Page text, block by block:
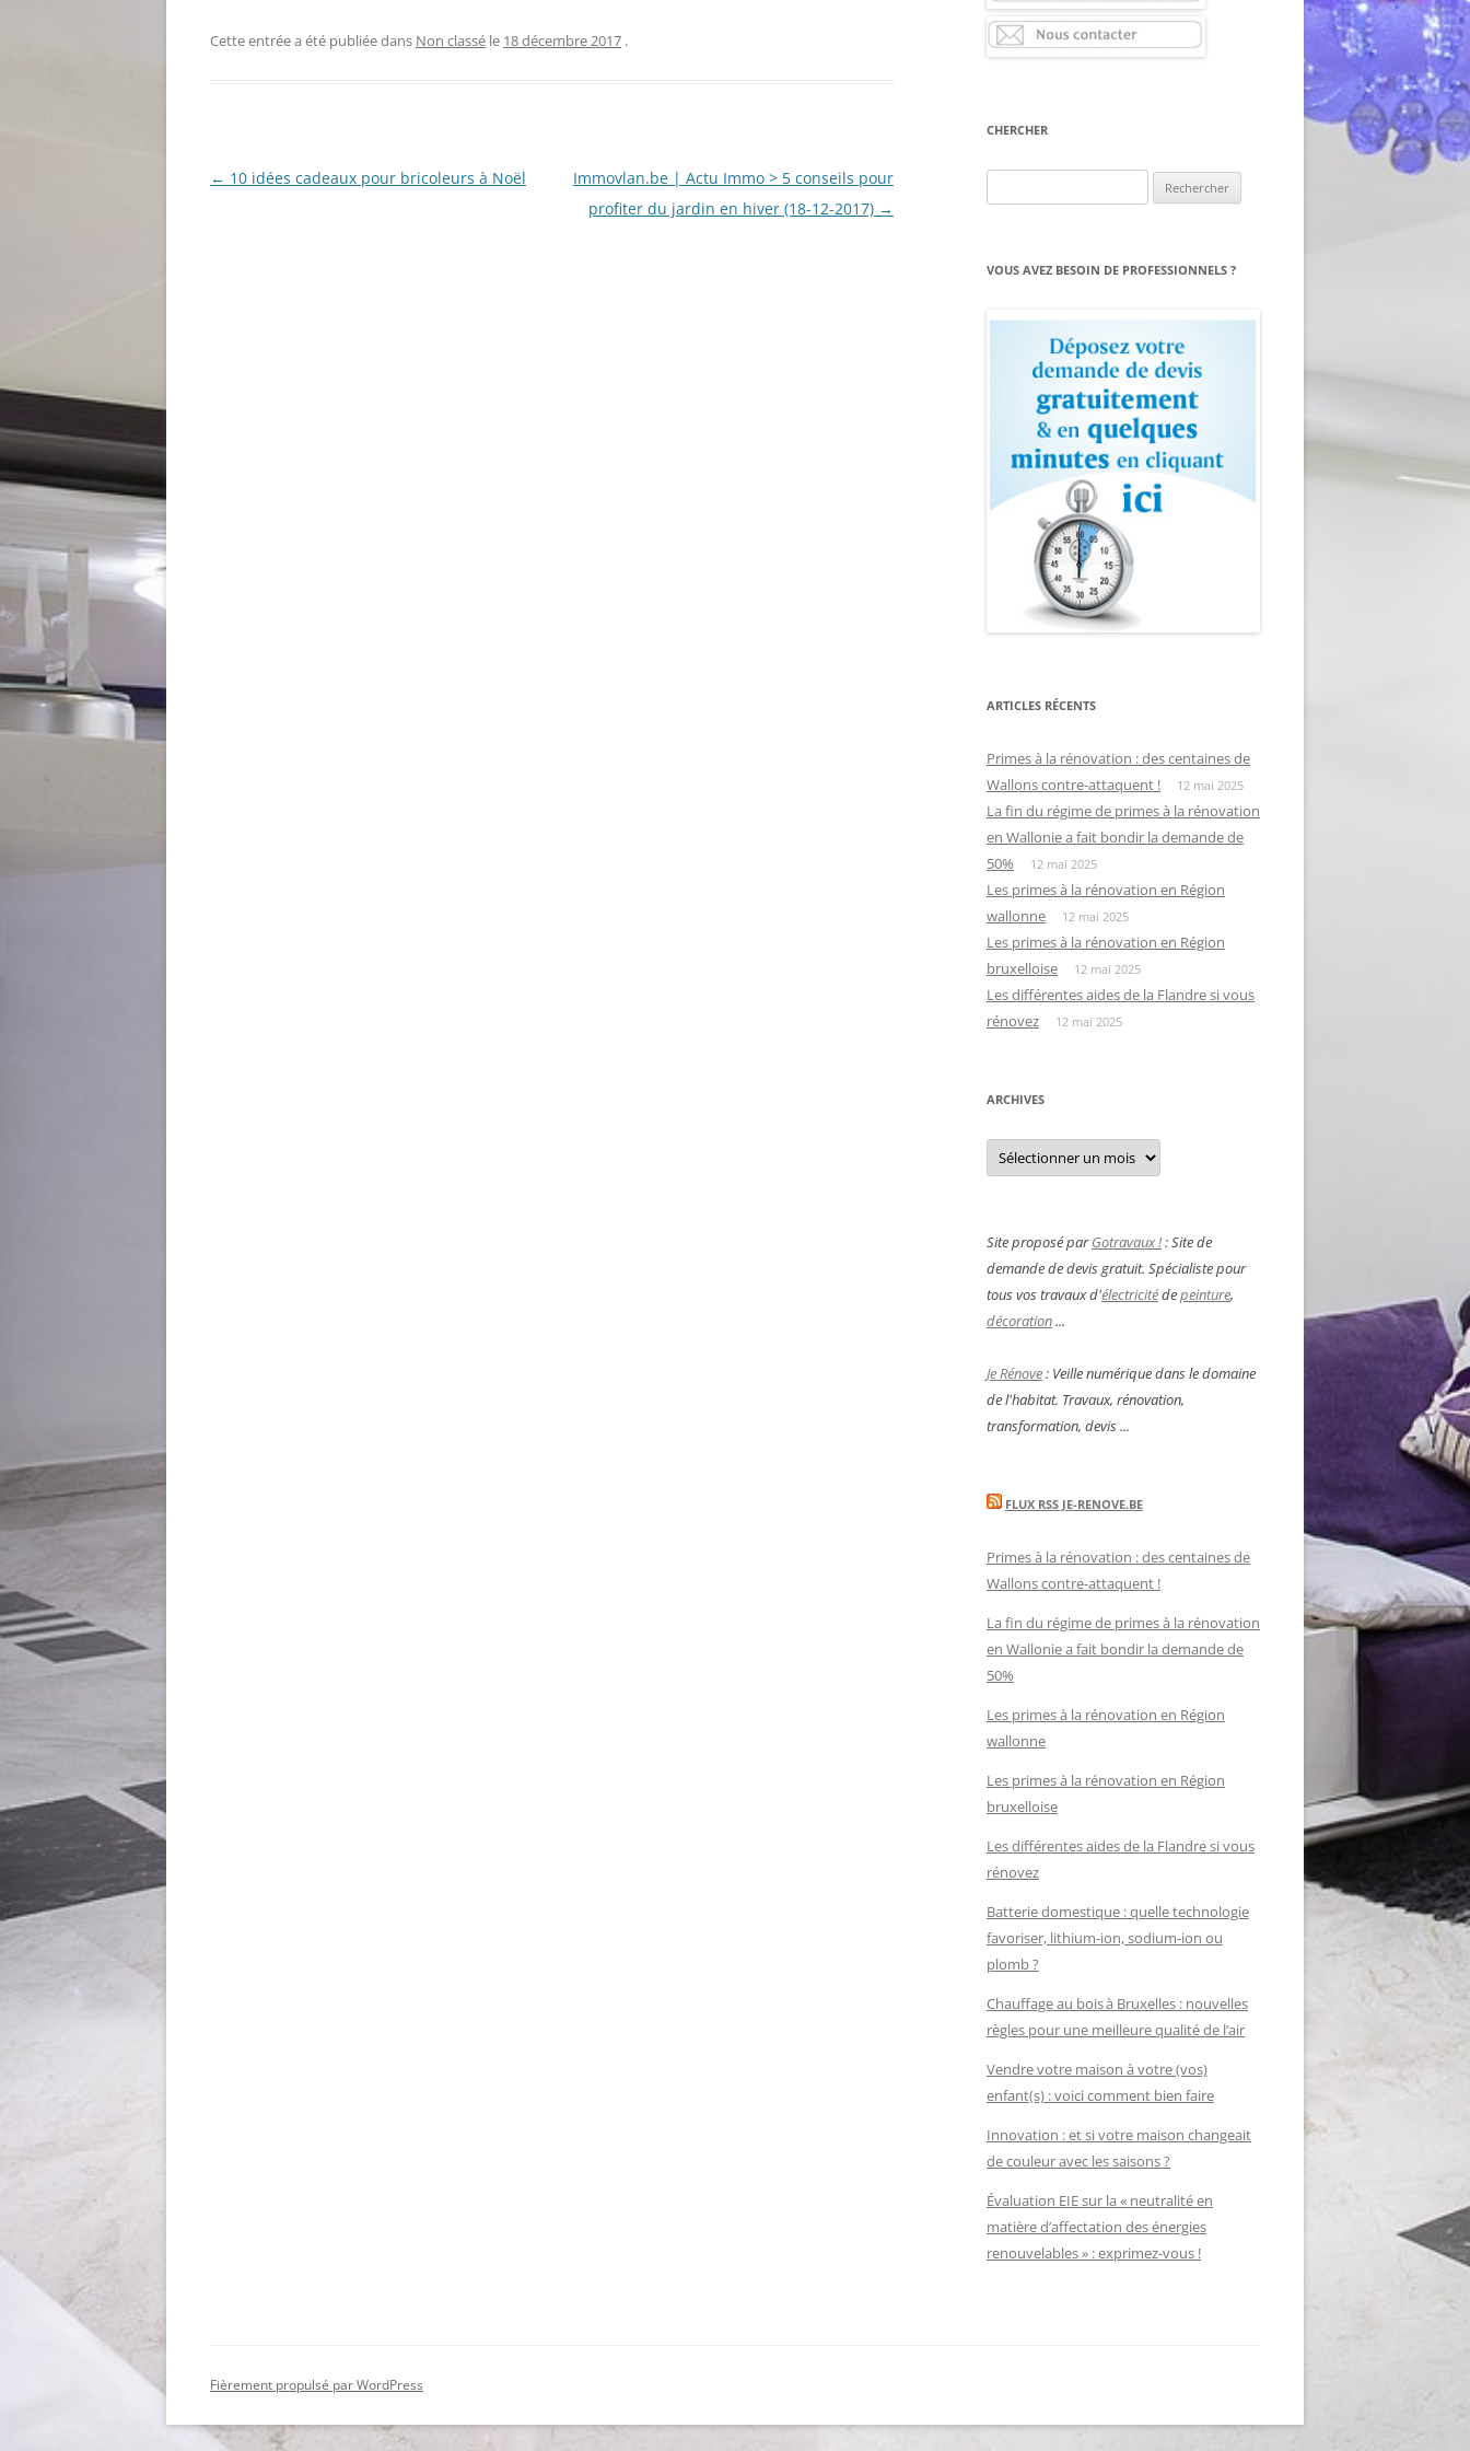
Cette entrée a été publiée dans Non classé le 18 décembre 2017 .
Navigation
← 10 idées cadeaux pour bricoleurs à Noël
Immovlan.be | Actu Immo > 5 conseils pour
profiter du jardin en hiver (18-12-2017) →
CHERCHER
VOUS AVEZ BESOIN DE PROFESSIONNELS ?
ARTICLES RÉCENTS
Primes à la rénovation : des centaines de
Wallons contre-attaquent !
12 mai 2025
La fin du régime de primes à la rénovation
en Wallonie a fait bondir la demande de
50%
12 mai 2025
Les primes à la rénovation en Région
wallonne
12 mai 2025
Les primes à la rénovation en Région
bruxelloise
12 mai 2025
Les différentes aides de la Flandre si vous
rénovez
12 mai 2025
ARCHIVES
Archives
Site proposé parGotravaux !: Site de
demande de devis gratuit. Spécialiste pour
tous vos travaux d'électricitédepeinture,
décoration...
Je Rénove: Veille numérique dans le domaine
de l'habitat. Travaux, rénovation,
transformation, devis ...
FLUX RSS JE-RENOVE.BE
Primes à la rénovation : des centaines de
Wallons contre-attaquent !
La fin du régime de primes à la rénovation
en Wallonie a fait bondir la demande de
50%
Les primes à la rénovation en Région
wallonne
Les primes à la rénovation en Région
bruxelloise
Les différentes aides de la Flandre si vous
rénovez
Batterie domestique : quelle technologie
favoriser, lithium-ion, sodium-ion ou
plomb ?
Chauffage au bois à Bruxelles : nouvelles
règles pour une meilleure qualité de l’air
Vendre votre maison à votre (vos)
enfant(s) : voici comment bien faire
Innovation : et si votre maison changeait
de couleur avec les saisons ?
Évaluation EIE sur la « neutralité en
matière d’affectation des énergies
renouvelables » : exprimez-vous !
Fièrement propulsé par WordPress